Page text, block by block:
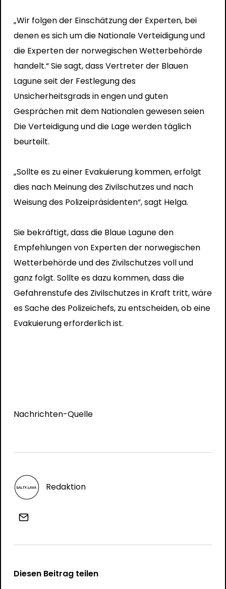
„Wir folgen der Einschätzung der Experten, bei
denen es sich um die Nationale Verteidigung und
die Experten der norwegischen Wetterbehörde
handelt.“ Sie sagt, dass Vertreter der Blauen
Lagune seit der Festlegung des
Unsicherheitsgrads in engen und guten
Gesprächen mit dem Nationalen gewesen seien
Die Verteidigung und die Lage werden täglich
beurteilt.
„Sollte es zu einer Evakuierung kommen, erfolgt
dies nach Meinung des Zivilschutzes und nach
Weisung des Polizeipräsidenten“, sagt Helga.
Sie bekräftigt, dass die Blaue Lagune den
Empfehlungen von Experten der norwegischen
Wetterbehörde und des Zivilschutzes voll und
ganz folgt. Sollte es dazu kommen, dass die
Gefahrenstufe des Zivilschutzes in Kraft tritt, wäre
es Sache des Polizeichefs, zu entscheiden, ob eine
Evakuierung erforderlich ist.
Nachrichten-Quelle
Redaktion
Diesen Beitrag teilen